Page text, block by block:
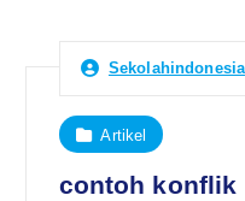
Sekolahindonesia
Artikel
contoh konflik